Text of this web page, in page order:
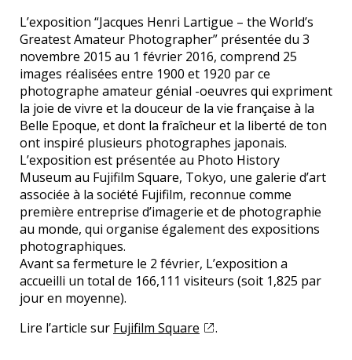
L’exposition “Jacques Henri Lartigue – the World’s
Greatest Amateur Photographer” présentée du 3
novembre 2015 au 1 février 2016, comprend 25
images réalisées entre 1900 et 1920 par ce
photographe amateur génial -oeuvres qui expriment
la joie de vivre et la douceur de la vie française à la
Belle Epoque, et dont la fraîcheur et la liberté de ton
ont inspiré plusieurs photographes japonais.
L’exposition est présentée au Photo History
Museum au Fujifilm Square, Tokyo, une galerie d’art
associée à la société Fujifilm, reconnue comme
première entreprise d’imagerie et de photographie
au monde, qui organise également des expositions
photographiques.
Avant sa fermeture le 2 février, L’exposition a
accueilli un total de 166,111 visiteurs (soit 1,825 par
jour en moyenne).
Lire l’article sur Fujifilm Square .